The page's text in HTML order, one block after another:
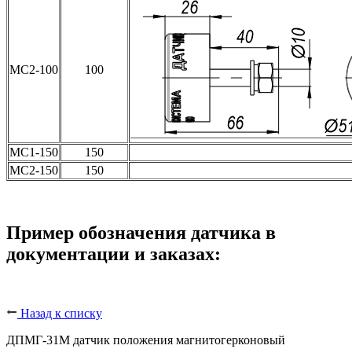
МС2-100 100
МС1-150
150
МС2-150
150
Пример обозначения датчика в
документации и заказах:
Назад к списку
ДПМГ-31М датчик положения магнитогерконовый